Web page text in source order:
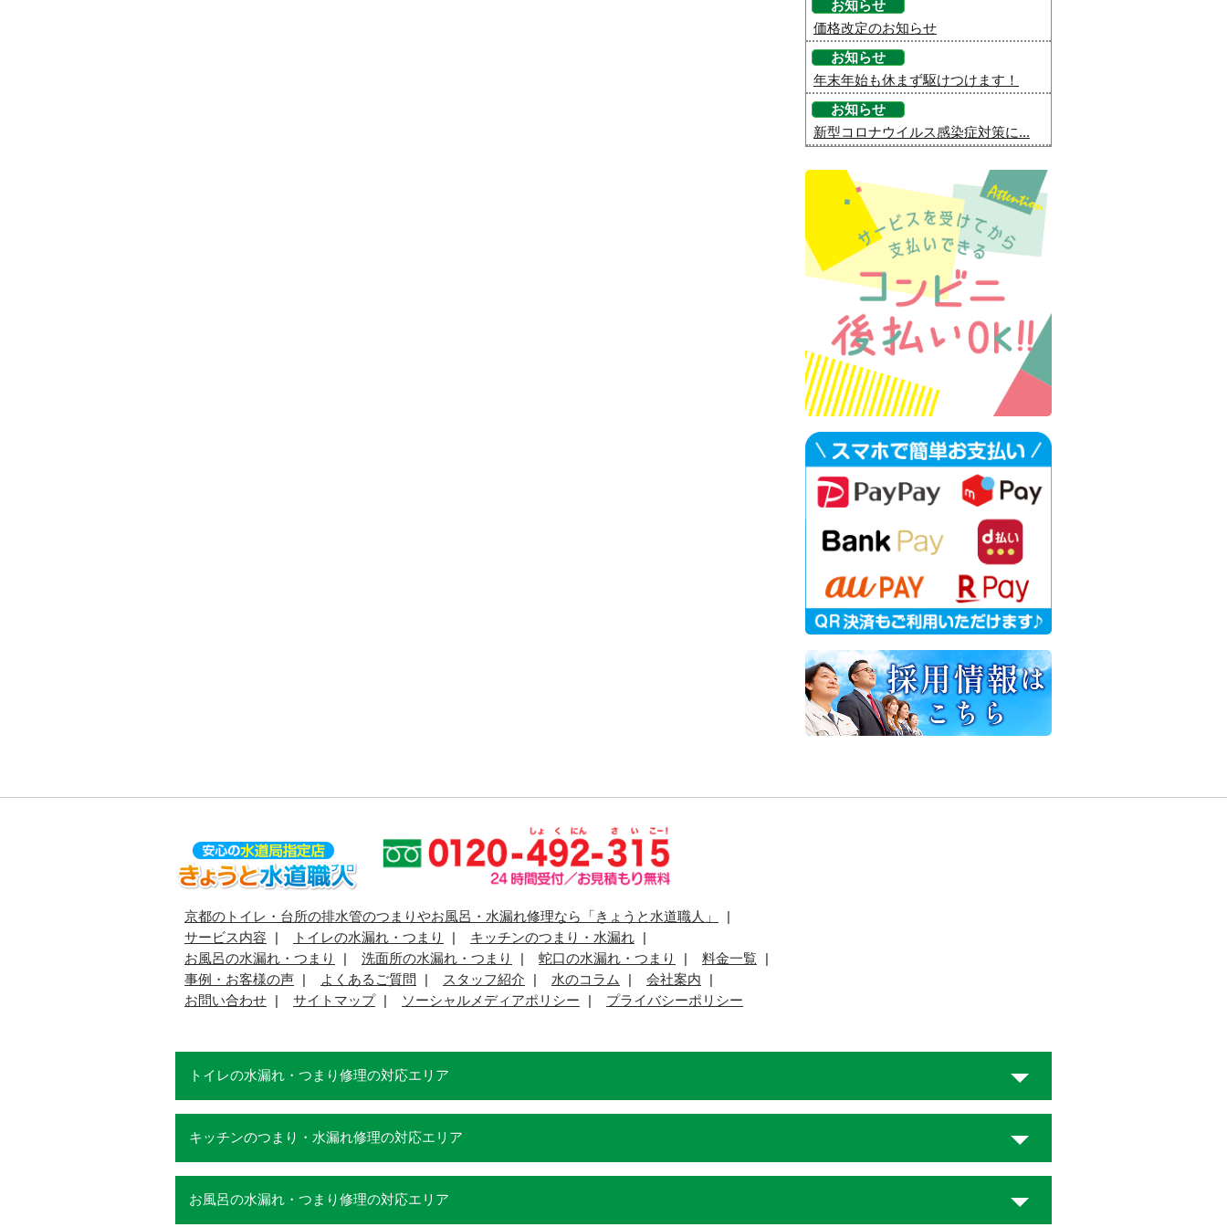
お知らせ
価格改定のお知らせ
お知らせ
年末年始も休まず駆けつけます！
お知らせ
新型コロナウイルス感染症対策に...
京都のトイレ・台所の排水管のつまりやお風呂・水漏れ修理なら「きょうと水道職人」
サービス内容
トイレの水漏れ・つまり
キッチンのつまり・水漏れ
お風呂の水漏れ・つまり
洗面所の水漏れ・つまり 蛇口の水漏れ・つまり
料金一覧
事例・お客様の声
よくあるご質問 スタッフ紹介 水のコラム
会社案内
お問い合わせ
サイトマップ ソーシャルメディアポリシー プライバシーポリシー
トイレの水漏れ・つまり修理の対応エリア
キッチンのつまり・水漏れ修理の対応エリア
お風呂の水漏れ・つまり修理の対応エリア